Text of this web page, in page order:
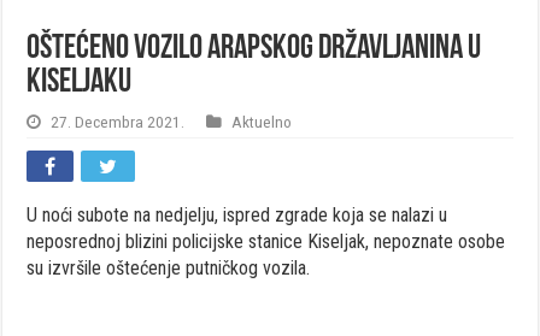
Oštećeno vozilo arapskog državljanina u
Kiseljaku
27. Decembra 2021. Aktuelno
U noći subote na nedjelju, ispred zgrade koja se nalazi u
neposrednoj blizini policijske stanice Kiseljak, nepoznate osobe
su izvršile oštećenje putničkog vozila.